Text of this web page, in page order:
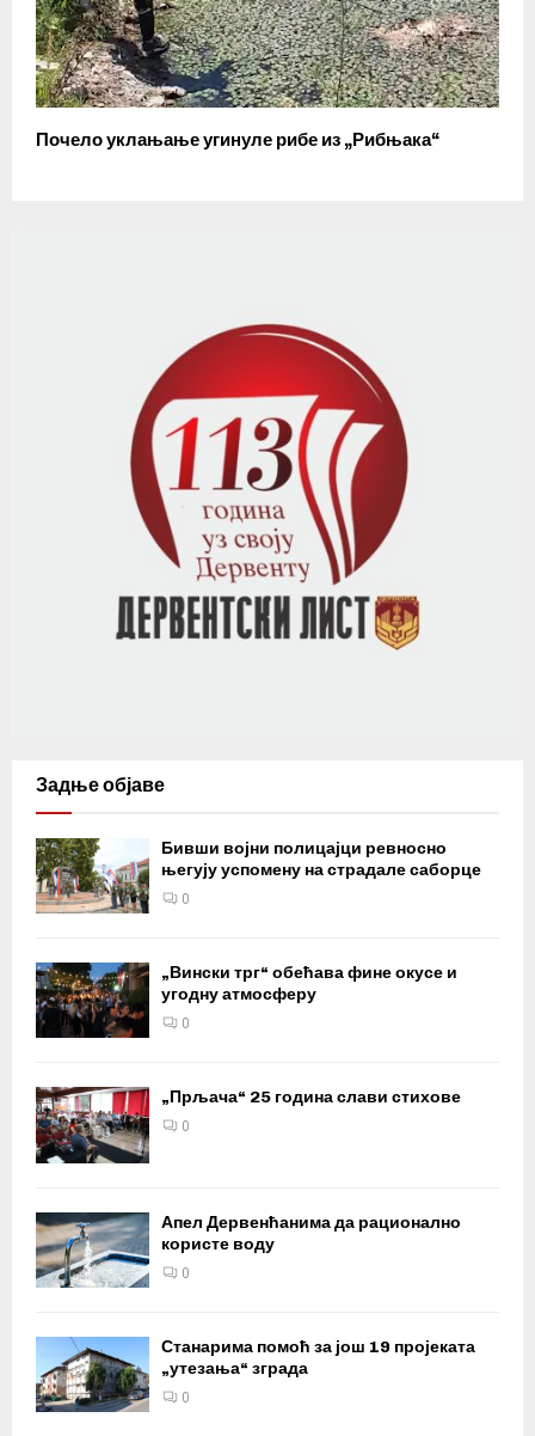
Почело уклањање угинуле рибе из „Рибњака“
Задње објаве
Бивши војни полицајци ревносно
његују успомену на страдале саборце
0
„Вински трг“ обећава фине окусе и
угодну атмосферу
0
„Прљача“ 25 година слави стихове
0
Апел Дервенћанима да рационално
користе воду
0
Станарима помоћ за још 19 пројеката
„утезања“ зграда
0